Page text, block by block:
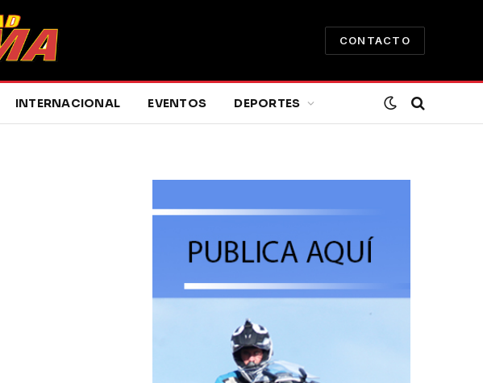
CONTACTO
INTERNACIONAL EVENTOS DEPORTES